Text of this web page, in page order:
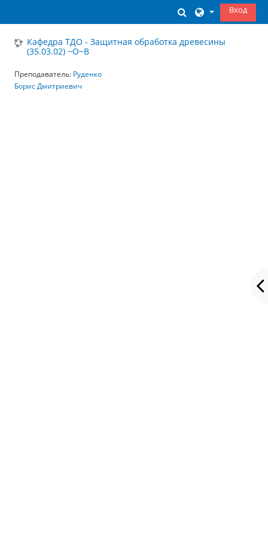
ИзменитьВход
Кафедра ТДО - Защитная обработка древесины
(35.03.02) ~О~В
Преподаватель: Руденко
Борис Дмитриевич